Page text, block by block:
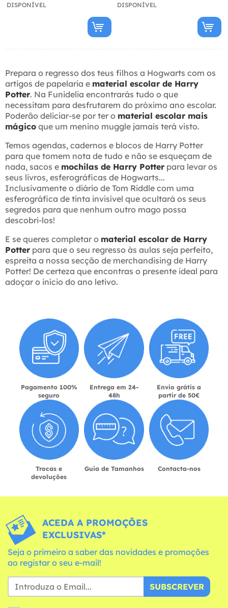
DISPONÍVEL DISPONÍVEL
Prepara o regresso dos teus filhos a Hogwarts com os
artigos de papelaria e material escolar de Harry
Potter. Na Funidelia encontrarás tudo o que
necessitam para desfrutarem do próximo ano escolar.
Poderão deliciar-se por ter o material escolar mais
mágico que um menino muggle jamais terá visto.
Temos agendas, cadernos e blocos de Harry Potter
para que tomem nota de tudo e não se esqueçam de
nada, sacos e mochilas de Harry Potter para levar os
seus livros, esferográficas de Hogwarts...
Inclusivamente o diário de Tom Riddle com uma
esferográfica de tinta invisível que ocultará os seus
segredos para que nenhum outro mago possa
descobri-los!
E se queres completar o material escolar de Harry
Potter para que o seu regresso às aulas seja perfeito,
espreita a nossa secção de merchandising de Harry
Potter! De certeza que encontras o presente ideal para
adoçar o início do ano letivo.
Pagamento 100%
seguro
Entrega em 24-
48h
Envio grátis a
partir de 50€
Trocas e
devoluções
Guia de Tamanhos Contacta-nos
ACEDA A PROMOÇÕES
EXCLUSIVAS*
Seja o primeiro a saber das novidades e promoções
ao registar o seu e-mail!
SUBSCREVER